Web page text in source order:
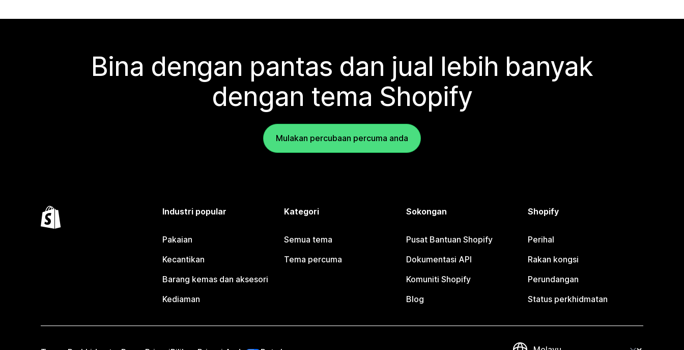
Bina dengan pantas dan jual lebih banyak
dengan tema Shopify
Mulakan percubaan percuma anda
Industri popular
Pakaian
Kecantikan
Barang kemas dan aksesori
Kediaman
Kategori
Semua tema
Tema percuma
Sokongan
Pusat Bantuan Shopify
Dokumentasi API
Komuniti Shopify
Blog
Shopify
Perihal
Rakan kongsi
Perundangan
Status perkhidmatan